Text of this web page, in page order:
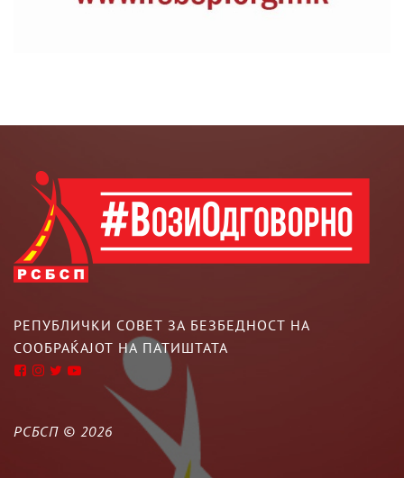
РЕПУБЛИЧКИ СОВЕТ ЗА БЕЗБЕДНОСТ НА
СООБРАЌАЈОТ НА ПАТИШТАТА
РСБСП © 2026